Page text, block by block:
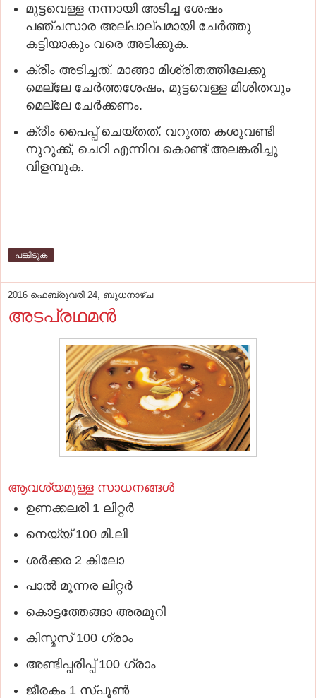
മുട്ടവെള്ള നന്നായി അടിച്ച ശേഷം
പഞ്ചസാര അല്പാല്പമായി ചേർത്തു
കട്ടിയാകും വരെ അടിക്കുക.
ക്രീം അടിച്ചത്. മാങ്ങാ മിശ്രിതത്തിലേക്കു
മെല്ലേ ചേർത്തശേഷം, മുട്ടവെള്ള മിശിതവും
മെല്ലേ ചേർക്കണം.
ക്രീം പൈപ്പ് ചെയ്തത്. വറുത്ത കശുവണ്ടി
നുറുക്ക്, ചെറി എന്നിവ കൊണ്ട് അലങ്കരിച്ചു
വിളമ്പുക.
പങ്കിടുക
2016 ഫെബ്രുവരി 24, ബുധനാഴ്‌ച
അടപ്രഥമൻ
ആവശ്യമുള്ള സാധനങ്ങൾ
ഉണക്കലരി 1 ലിറ്റർ
നെയ്യ് 100 മി.ലി
ശർക്കര 2 കിലോ
പാല്‍ മൂന്നര ലിറ്റർ
കൊട്ടത്തേങ്ങാ അരമുറി
കിസ്മസ് 100 ഗ്രാം
അണ്ടിപ്പരിപ്പ് 100 ഗ്രാം
ജീരകം 1 സ്പൂണ്‍